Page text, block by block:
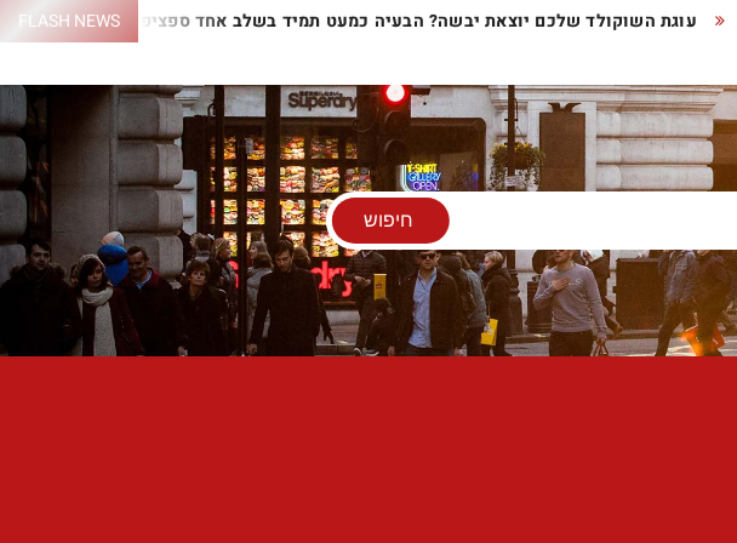
FLASH NEWSעוגת השוקולד שלכם יוצאת יבשה? הבעיה כמעט תמיד בשלב אחד ספציפי